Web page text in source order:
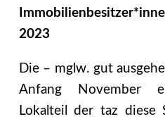
2023
Die – mglw. gut
Anfang November
Lokalteil der taz diese